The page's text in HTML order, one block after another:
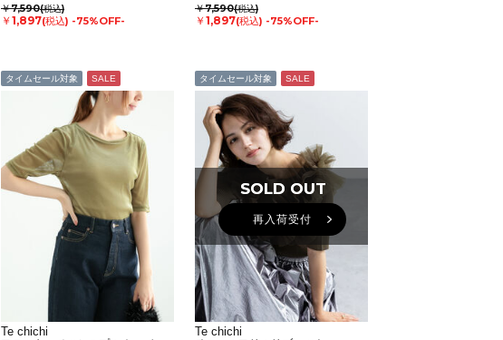
￥7,590(税込)
￥1,897(税込) -75%OFF-
￥7,590(税込)
￥1,897(税込) -75%OFF-
タイムセール対象 SALE
Te chichi
タイムセール対象 SALE
SOLD OUT
SOLD OUT
再入荷受付
Te chichi